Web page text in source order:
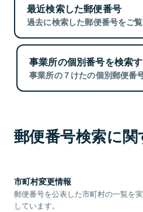
最近検索した郵便番号
過去に検索した郵便番号をご覧
事業所の個別番号を検索
事業所の７けたの個別郵便番
郵便番号検索に
市町村変更情報
郵便番号を公表した市町村の一覧を
しています。